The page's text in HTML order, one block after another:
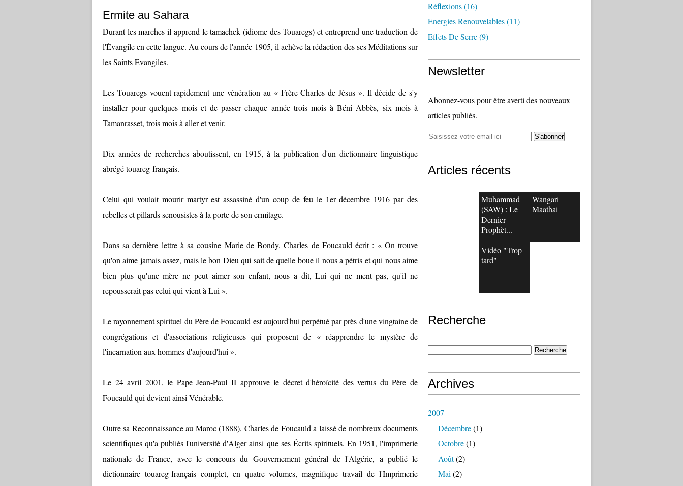
Ermite au Sahara
Durant les marches il apprend le tamachek (idiome des Touaregs) et entreprend une traduction de
l'Évangile en cette langue. Au cours de l'année 1905, il achève la rédaction des ses Méditations sur
les Saints Evangiles.
Les Touaregs vouent rapidement une vénération au « Frère Charles de Jésus ». Il décide de s'y
installer pour quelques mois et de passer chaque année trois mois à Béni Abbès, six mois à
Tamanrasset, trois mois à aller et venir.
Dix années de recherches aboutissent, en 1915, à la publication d'un dictionnaire linguistique
abrégé touareg-français.
Celui qui voulait mourir martyr est assassiné d'un coup de feu le 1er décembre 1916 par des
rebelles et pillards senousistes à la porte de son ermitage.
Dans sa dernière lettre à sa cousine Marie de Bondy, Charles de Foucauld écrit : « On trouve
qu'on aime jamais assez, mais le bon Dieu qui sait de quelle boue il nous a pétris et qui nous aime
bien plus qu'une mère ne peut aimer son enfant, nous a dit, Lui qui ne ment pas, qu'il ne
repousserait pas celui qui vient à Lui ».
Le rayonnement spirituel du Père de Foucauld est aujourd'hui perpétué par près d'une vingtaine de
congrégations et d'associations religieuses qui proposent de « réapprendre le mystère de
l'incarnation aux hommes d'aujourd'hui ».
Le 24 avril 2001, le Pape Jean-Paul II approuve le décret d'héroïcité des vertus du Père de
Foucauld qui devient ainsi Vénérable.
Outre sa Reconnaissance au Maroc (1888), Charles de Foucauld a laissé de nombreux documents
scientifiques qu'a publiés l'université d'Alger ainsi que ses Écrits spirituels. En 1951, l'imprimerie
nationale de France, avec le concours du Gouvernement général de l'Algérie, a publié le
dictionnaire touareg-français complet, en quatre volumes, magnifique travail de l'Imprimerie
Réflexions(16)
Energies Renouvelables(11)
Effets De Serre(9)
Newsletter
Abonnez-vous pour être averti des nouveaux
articles publiés.
Articles récents
Muhammad
(SAW) : Le
Dernier
Prophèt...
Wangari
Maathai
Vidéo "Trop
tard"
Recherche
Archives
2007
Décembre(1)
Octobre(1)
Août(2)
Mai (2)